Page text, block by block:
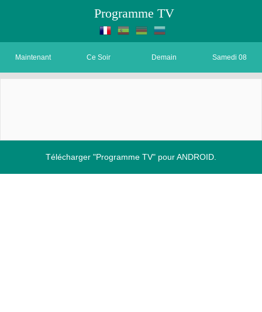
Programme TV
Maintenant Ce Soir Demain Samedi 08
Télécharger "Programme TV" pour ANDROID.